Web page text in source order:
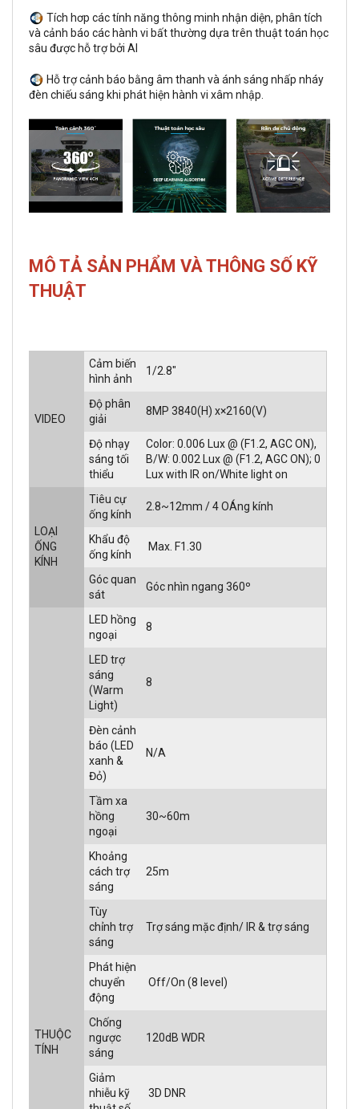
Tích hơp các tính năng thông minh nhận diện, phân tích
và cảnh báo các hành vi bất thường dựa trên thuật toán học
sâu được hỗ trợ bởi AI
Hỗ trợ cảnh báo bằng âm thanh và ánh sáng nhấp nháy
đèn chiếu sáng khi phát hiện hành vi xâm nhập.
MÔ TẢ SẢN PHẨM VÀ THÔNG SỐ KỸ
THUẬT
VIDEO
Cảm biến
hình ảnh
1/2.8"
Độ phân
giải
8MP 3840(H) x×2160(V)
Độ nhạy
sáng tối
thiểu
Color: 0.006 Lux @ (F1.2, AGC ON),
B/W: 0.002 Lux @ (F1.2, AGC ON); 0
Lux with IR on/White light on
LOẠI
ỐNG
KÍNH
Tiêu cự
ống kính
2.8~12mm / 4 OÁng kính
Khẩu độ
ống kính
Max. F1.30
Góc quan
sát
Góc nhìn ngang 360º
THUỘC
TÍNH
LED hồng
ngoại
8
LED trợ
sáng
(Warm
Light)
8
Đèn cảnh
báo (LED
xanh &
Đỏ)
N/A
Tầm xa
hồng
ngoại
30~60m
Khoảng
cách trợ
sáng
25m
Tùy
chỉnh trợ
sáng
Trợ sáng mặc định/ IR & trợ sáng
Phát hiện
chuyển
động
Off/On (8 level)
Chống
ngược
sáng
120dB WDR
Giảm
nhiễu kỹ
3D DNR